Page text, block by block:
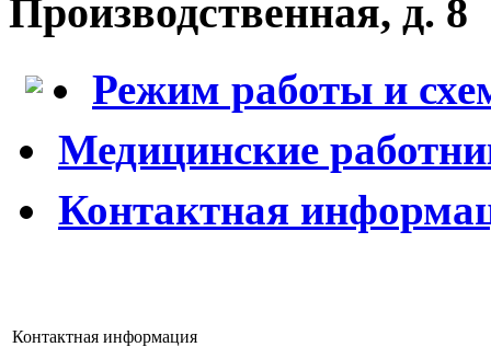
Производственная, д. 8
Режим работы и
Медицинские
Контактная
Контактная информация